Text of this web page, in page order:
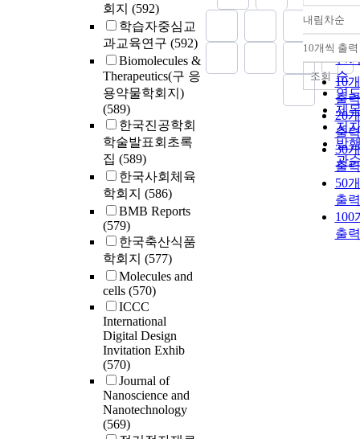
회지 (592)
학습자중심교
과교육연구 (592)
Biomolecules &
Therapeutics(구 응
용약물학회지)
(589)
한국진공학회
학술발표회초록
집 (589)
한국사회체육
학회지 (586)
BMB Reports
(579)
한국축산식품
학회지 (577)
Molecules and
cells (570)
ICCC
International
Digital Design
Invitation Exhib
(570)
Journal of
Nanoscience and
Nanotechnology
(569)
정
순
인
순
연
제
저
발
관
내림차순
내
10개씩 출력
10
출력
20
출력
30
출력
50
출력
100
출력
조회